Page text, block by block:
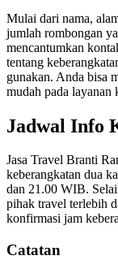
Mulai dari nama,
jumlah rombongan
mencantumkan
tentang
gunakan. Anda bisa
mudah pada layanan
Jadwal Info
Jasa Travel Branti
keberangkatan dua
dan 21.00 WIB.
pihak travel terlebih
konfirmasi jam
Catatan